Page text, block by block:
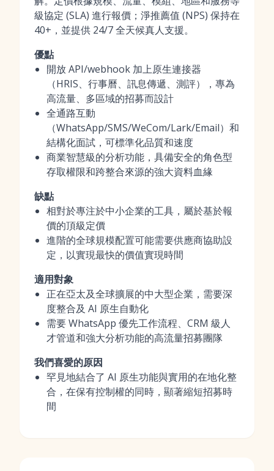
級協定 (SLA) 進行報價；淨推薦值 (NPS) 保持在
40+，並提供 24/7 全天候真人支援。
優點
開放 API/webhook 加上原生連接器
（HRIS、行事曆、訊息傳遞、測評），專為
高流量、多區域的招募而設計
全通路互動
（WhatsApp/SMS/WeCom/Lark/Email）和
結構化面試，可標準化品質和速度
商業智慧級的分析功能，具備安全的角色型
存取權限和跨整合來源的強大資料血緣
缺點
相對於專注於中小企業的工具，屬於基於報
價的頂級定價
進階的全球規模配置可能需要供應商協助設
定，以實現最快的價值實現時間
適用對象
正在亞太及全球擴展的中大型企業，需要深
度整合及 AI 原生自動化
需要 WhatsApp 優先工作流程、CRM 級人
才管道和強大分析功能的高流量招募團隊
我們喜愛的原因
罕見地結合了 AI 原生功能與實用的在地化整
合，在保有控制權的同時，顯著縮短招募時
間